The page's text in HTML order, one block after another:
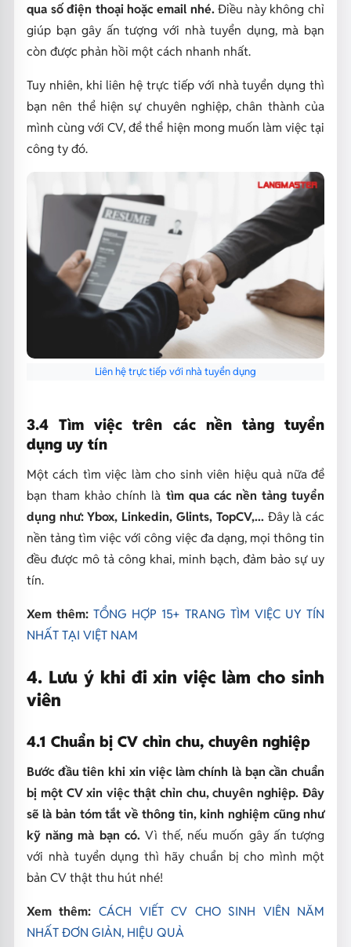
qua số điện thoại hoặc email nhé.Điều này không chỉ
giúp bạn gây ấn tượng với nhà tuyển dụng, mà bạn
còn được phản hồi một cách nhanh nhất.
Tuy nhiên, khi liên hệ trực tiếp với nhà tuyển dụng thì
bạn nên thể hiện sự chuyên nghiệp, chân thành của
mình cùng với CV, để thể hiện mong muốn làm việc tại
công ty đó.
Liên hệ trực tiếp với nhà tuyển dụng
3.4 Tìm việc trên các nền tảng tuyển
dụng uy tín
Một cách tìm việc làm cho sinh viên hiệu quả nữa để
bạn tham khảo chính là tìm qua các nền tảng tuyển
dụng như: Ybox, Linkedin, Glints, TopCV,... Đây là các
nền tảng tìm việc với công việc đa dạng, mọi thông tin
đều được mô tả công khai, minh bạch, đảm bảo sự uy
tín.
Xem thêm: TỔNG HỢP 15+ TRANG TÌM VIỆC UY TÍN
NHẤT TẠI VIỆT NAM
4. Lưu ý khi đi xin việc làm cho sinh
viên
4.1 Chuẩn bị CV chỉn chu, chuyên nghiệp
Bước đầu tiên khi xin việc làm chính là bạn cần chuẩn
bị một CV xin việc thật chỉn chu, chuyên nghiệp. Đây
sẽ là bản tóm tắt về thông tin, kinh nghiệm cũng như
kỹ năng mà bạn có. Vì thế, nếu muốn gây ấn tượng
với nhà tuyển dụng thì hãy chuẩn bị cho mình một
bản CV thật thu hút nhé!
Xem thêm: CÁCH VIẾT CV CHO SINH VIÊN NĂM
NHẤT ĐƠN GIẢN, HIỆU QUẢ